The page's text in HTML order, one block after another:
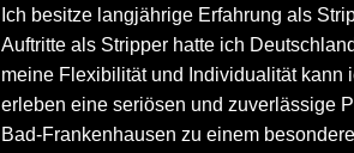
Ich besitze langjährige Erfahrung als
Auftritte als Stripper hatte ich
meine Flexibilität und Individualität kann
erleben eine seriösen und zuverlässige
Bad-Frankenhausen zu einem